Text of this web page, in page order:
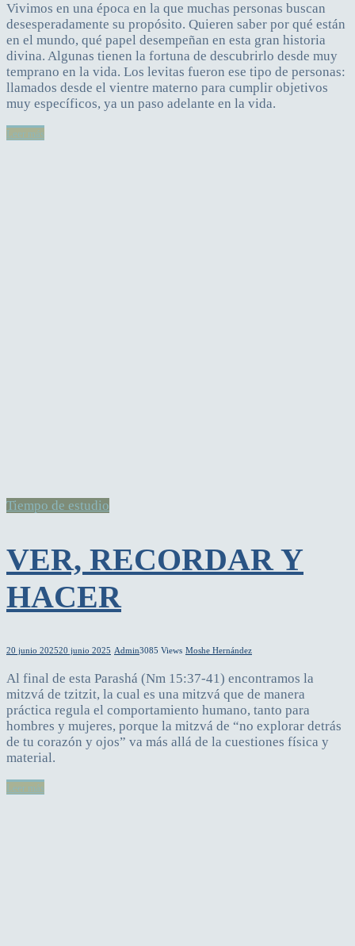
Vivimos en una época en la que muchas personas buscan
desesperadamente su propósito. Quieren saber por qué están
en el mundo, qué papel desempeñan en esta gran historia
divina. Algunas tienen la fortuna de descubrirlo desde muy
temprano en la vida. Los levitas fueron ese tipo de personas:
llamados desde el vientre materno para cumplir objetivos
muy específicos, ya un paso adelante en la vida.
Leer más
Tiempo de estudio
VER, RECORDAR Y
HACER
20 junio 202520 junio 2025 Admin3085 Views Moshe Hernández
Al final de esta Parashá (Nm 15:37-41) encontramos la
mitzvá de tzitzit, la cual es una mitzvá que de manera
práctica regula el comportamiento humano, tanto para
hombres y mujeres, porque la mitzvá de “no explorar detrás
de tu corazón y ojos” va más allá de la cuestiones física y
material.
Leer más